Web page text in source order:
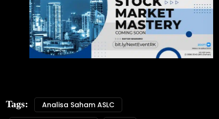
Tags:
Analisa Saham ASLC